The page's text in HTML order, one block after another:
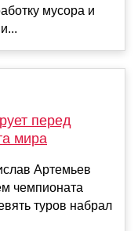
мусора и
перед
мира
Артемьев
чемпионата
туров набрал